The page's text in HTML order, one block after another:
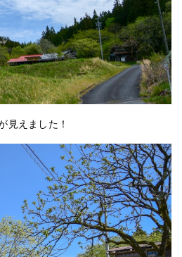
見えました！